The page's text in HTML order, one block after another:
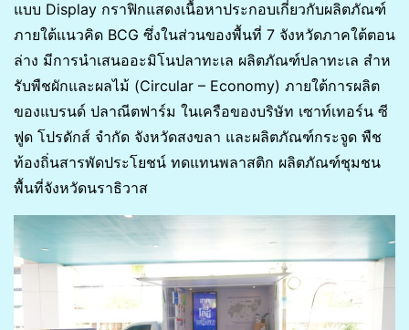
แบบ Display กราฟิกแสดงเนื้อหาประกอบเกี่ยวกับผลิตภัณฑ์
ภายใต้แนวคิด BCG ซึ่งในส่วนของพื้นที่ 7 จังหวัดภาคใต้ตอน
ล่าง มีการนำเสนออะมิโนปลาทะเล ผลิตภัณฑ์ปลาทะเล สําห
รับพืชผักและผลไม้ (Circular – Economy) ภายใต้การผลิต
ของแบรนด์ ปลาณีตฟาร์ม ในเครือของบริษัท เซาท์เทอร์น ซี
ฟูด โปรดักส์ จำกัด จังหวัดสงขลา และผลิตภัณฑ์กระจูด พืช
ท้องถิ่นสารพัดประโยชน์ ทดแทนพลาสติก ผลิตภัณฑ์ชุมชน
พื้นที่จังหวัดนราธิวาส